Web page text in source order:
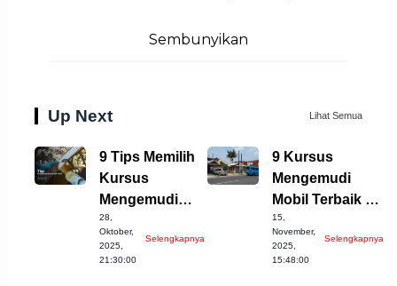
Sembunyikan
Up Next Lihat Semua
9 Tips Memilih
Kursus
Mengemudi
Mobil Terbaik di
Cilegon
28,
Oktober,
2025,
21:30:00
Selengkapnya
9 Kursus
Mengemudi
Mobil Terbaik di
Kota Bogor
yang Wajib
Dicoba
15,
November,
2025,
15:48:00
Selengkapnya